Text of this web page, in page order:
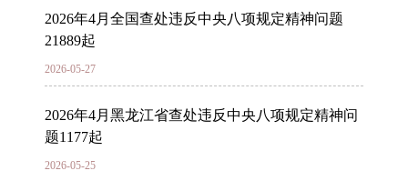
2026年4月全国查处违反中央八项规定精神问题
21889起
2026-05-27
2026年4月黑龙江省查处违反中央八项规定精神问
题1177起
2026-05-25